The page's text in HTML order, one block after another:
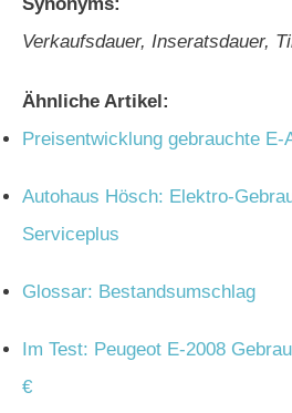
Verkaufsdauer, Inseratsdauer,
Ähnliche Artikel:
Preisentwicklung gebrauchte E-
Autohaus Hösch: Elektro-
Serviceplus
Glossar: Bestandsumschlag
Im Test: Peugeot E-2008
€